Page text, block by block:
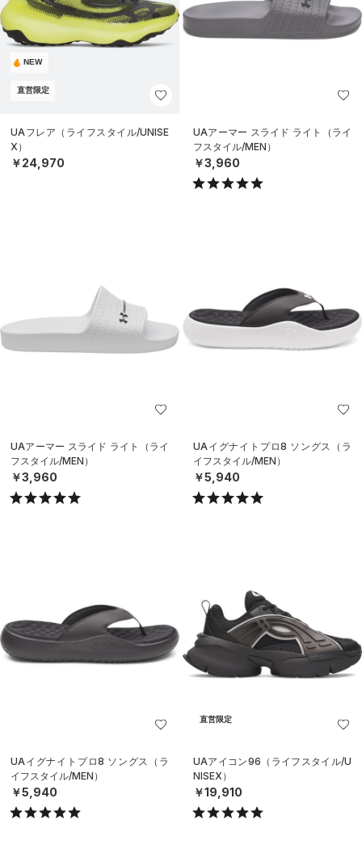
NEW
直営限定
UAフレア（ライフスタイル/UNISE
X）
￥24,970
UAアーマー スライド ライト（ライ
フスタイル/MEN）
￥3,960
UAアーマー スライド ライト（ライ
フスタイル/MEN）
￥3,960
UAイグナイトプロ8 ソングス（ラ
イフスタイル/MEN）
￥5,940
UAイグナイトプロ8 ソングス（ラ
イフスタイル/MEN）
￥5,940
直営限定
UAアイコン96（ライフスタイル/U
NISEX）
￥19,910